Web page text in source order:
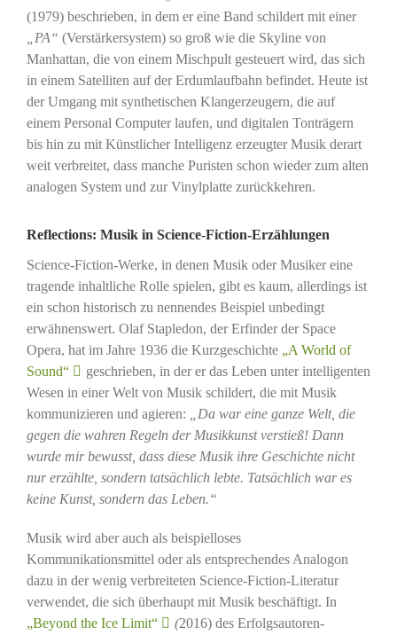
(1979) beschrieben, in dem er eine Band schildert mit einer
„PA“ (Verstärkersystem) so groß wie die Skyline von
Manhattan, die von einem Mischpult gesteuert wird, das sich
in einem Satelliten auf der Erdumlaufbahn befindet. Heute ist
der Umgang mit synthetischen Klangerzeugern, die auf
einem Personal Computer laufen, und digitalen Tonträgern
bis hin zu mit Künstlicher Intelligenz erzeugter Musik derart
weit verbreitet, dass manche Puristen schon wieder zum alten
analogen System und zur Vinylplatte zurückkehren.
Reflections: Musik in Science-Fiction-Erzählungen
Science-Fiction-Werke, in denen Musik oder Musiker eine
tragende inhaltliche Rolle spielen, gibt es kaum, allerdings ist
ein schon historisch zu nennendes Beispiel unbedingt
erwähnenswert. Olaf Stapledon, der Erfinder der Space
Opera, hat im Jahre 1936 die Kurzgeschichte „A World of
Sound“
geschrieben, in der er das Leben unter intelligenten
Wesen in einer Welt von Musik schildert, die mit Musik
kommunizieren und agieren:
„Da war eine ganze Welt, die
gegen die wahren Regeln der Musikkunst verstieß! Dann
wurde mir bewusst, dass diese Musik ihre Geschichte nicht
nur erzählte, sondern tatsächlich lebte. Tatsächlich war es
keine Kunst, sondern das Leben.“
Musik wird aber auch als beispielloses
Kommunikationsmittel oder als entsprechendes Analogon
dazu in der wenig verbreiteten Science-Fiction-Literatur
verwendet, die sich überhaupt mit Musik beschäftigt. In
„Beyond the Ice Limit“
(2016) des Erfolgsautoren-